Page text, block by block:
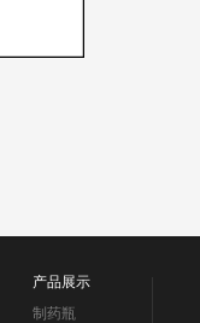
产品展示
制药瓶